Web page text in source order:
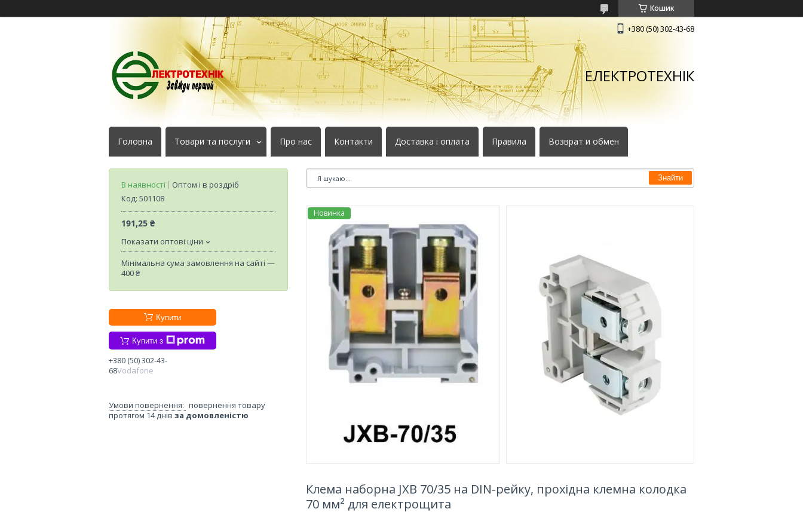
Кошик
+380 (50) 302-43-68
ЕЛЕКТРОТЕХНІК
Головна Товари та послуги Про нас Контакти Доставка і оплата Правила Возврат и обмен
Знайти
Новинка
Клема наборна JXB 70/35 на DIN-рейку, прохідна клемна колодка
70 мм² для електрощита
В наявності
Оптом і в роздріб
Код: 501108
191,25 ₴
Показати оптові ціни
Мінімальна сума замовлення на сайті —
400 ₴
Купити
Купити з
+380 (50) 302-43-
68Vodafone
повернення товару
протягом 14 днів за домовленістю